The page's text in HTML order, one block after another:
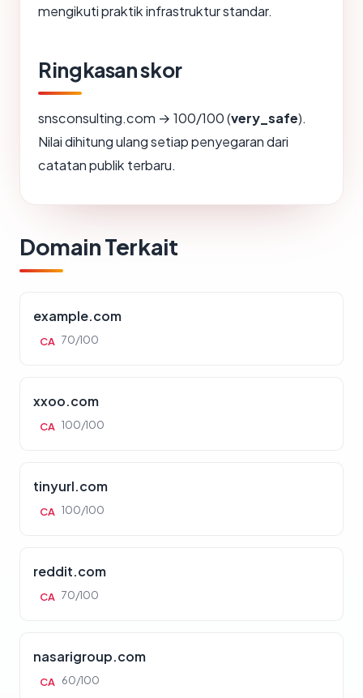
mengikuti praktik infrastruktur standar.
Ringkasan skor
snsconsulting.com → 100/100 (very_safe).
Nilai dihitung ulang setiap penyegaran dari
catatan publik terbaru.
Domain Terkait
example.com
CA 70/100
xxoo.com
CA 100/100
tinyurl.com
CA 100/100
reddit.com
CA 70/100
nasarigroup.com
CA 60/100